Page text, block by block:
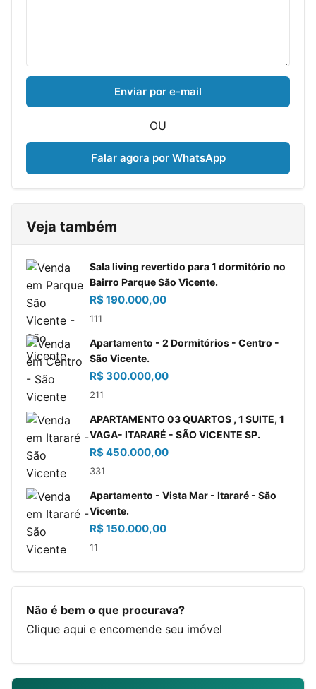
Enviar por e-mail
OU
Falar agora por WhatsApp
Veja também
Sala living revertido para 1 dormitório no
Bairro Parque São Vicente.
R$ 190.000,00
111
Apartamento - 2 Dormitórios - Centro -
São Vicente.
R$ 300.000,00
211
APARTAMENTO 03 QUARTOS , 1 SUITE, 1
VAGA- ITARARÉ - SÃO VICENTE SP.
R$ 450.000,00
331
Apartamento - Vista Mar - Itararé - São
Vicente.
R$ 150.000,00
11
Não é bem o que procurava?
Clique aqui e encomende seu imóvel